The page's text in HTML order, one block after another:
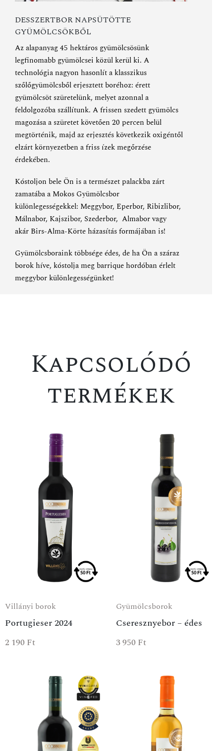
DESSZERTBOR NAPSÜTÖTTE
GYÜMÖLCSÖKBŐL
Az alapanyag 45 hektáros gyümölcsösünk
legfinomabb gyümölcsei közül kerül ki. A
technológia nagyon hasonlít a klasszikus
szőlőgyümölcsből erjesztett boréhoz: érett
gyümölcsöt szüretelünk, melyet azonnal a
feldolgozóba szállítunk. A frissen szedett gyümölcs
magozása a szüretet követően 20 percen belül
megtörténik, majd az erjesztés következik oxigéntől
elzárt környezetben a friss ízek megőrzése
érdekében.
Kóstoljon bele Ön is a természet palackba zárt
zamatába a Mokos Gyümölcsbor
különlegességekkel: Meggybor, Eperbor, Ribizlibor,
Málnabor, Kajszibor, Szederbor, Almaborvagy
akár Birs-Alma-Körte házasításformájában is!
Gyümölcsboraink többsége édes, de ha Ön a száraz
borok híve, kóstolja megbarrique hordóban érlelt
meggybor különlegességünket!
Kapcsolódó
termékek
Villányi borok
Portugieser 2024
2 190 Ft
Gyümölcsborok
Cseresznyebor – édes
3 950 Ft